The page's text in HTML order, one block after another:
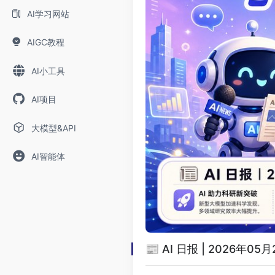
AI学习网站
AIGC教程
AI小工具
AI项目
大模型&API
AI智能体
📰 AI 日报 | 2026年05月